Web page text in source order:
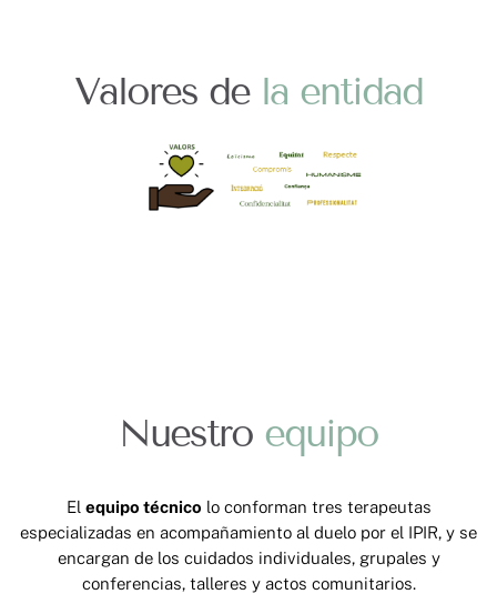
Valores de la entidad
Nuestro equipo
El equipo técnico lo conforman tres terapeutas
especializadas en acompañamiento al duelo por el IPIR, y se
encargan de los cuidados individuales, grupales y
conferencias, talleres y actos comunitarios.